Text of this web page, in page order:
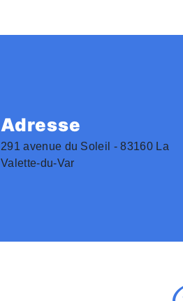
Adresse
291 avenue du Soleil - 83160 La
Valette-du-Var